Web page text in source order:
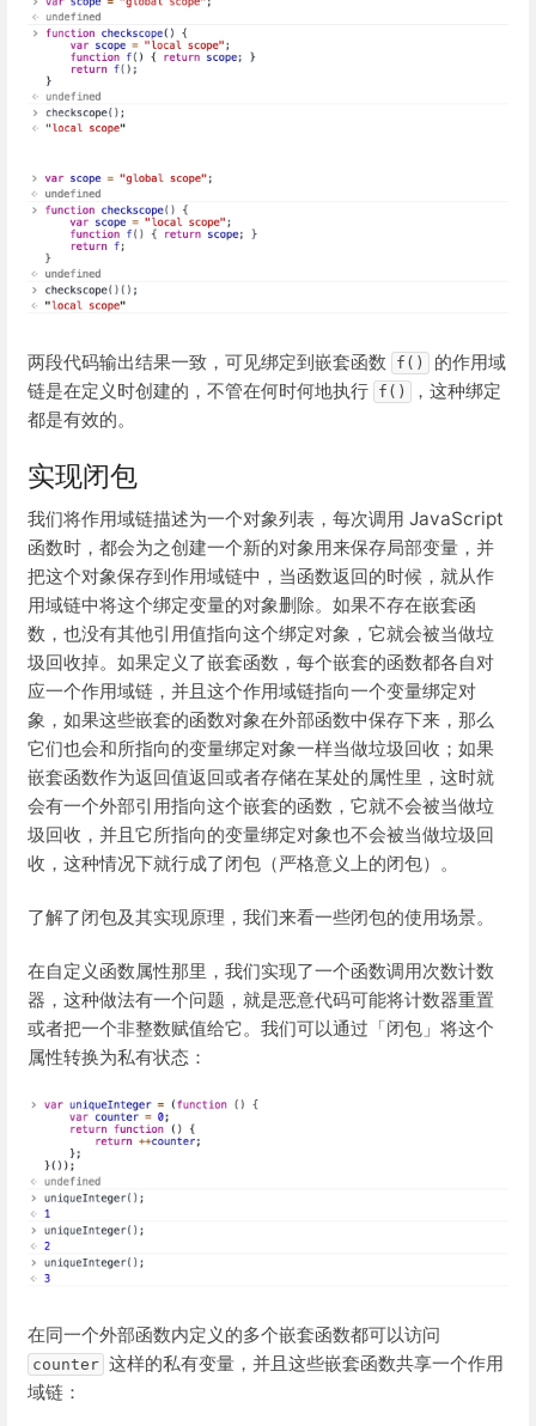
两段代码输出结果一致，可见绑定到嵌套函数 f()
的作用域
链是在定义时创建的，不管在何时何地执行 f()
，这种绑定
都是有效的。
实现闭包
我们将作用域链描述为一个对象列表，每次调用 JavaScript
函数时，都会为之创建一个新的对象用来保存局部变量，并
把这个对象保存到作用域链中，当函数返回的时候，就从作
用域链中将这个绑定变量的对象删除。如果不存在嵌套函
数，也没有其他引用值指向这个绑定对象，它就会被当做垃
圾回收掉。如果定义了嵌套函数，每个嵌套的函数都各自对
应一个作用域链，并且这个作用域链指向一个变量绑定对
象，如果这些嵌套的函数对象在外部函数中保存下来，那么
它们也会和所指向的变量绑定对象一样当做垃圾回收；如果
嵌套函数作为返回值返回或者存储在某处的属性里，这时就
会有一个外部引用指向这个嵌套的函数，它就不会被当做垃
圾回收，并且它所指向的变量绑定对象也不会被当做垃圾回
收，这种情况下就行成了闭包（严格意义上的闭包）。
了解了闭包及其实现原理，我们来看一些闭包的使用场景。
在自定义函数属性那里，我们实现了一个函数调用次数计数
器，这种做法有一个问题，就是恶意代码可能将计数器重置
或者把一个非整数赋值给它。我们可以通过「闭包」将这个
属性转换为私有状态：
在同一个外部函数内定义的多个嵌套函数都可以访问
counter 这样的私有变量，并且这些嵌套函数共享一个作用
域链：